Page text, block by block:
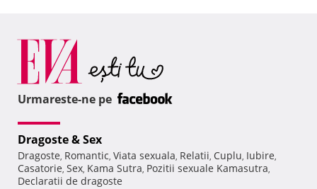
Urmareste-ne pe
Dragoste & Sex
Dragoste, Romantic, Viata sexuala, Relatii, Cuplu, Iubire,
Casatorie, Sex, Kama Sutra, Pozitii sexuale Kamasutra,
Declaratii de dragoste